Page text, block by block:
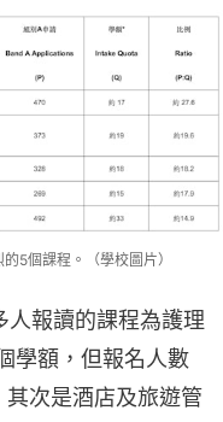
5個課程。（學校圖片）
報讀的課程為護理
學額，但報名人數
其次是酒店及旅遊管